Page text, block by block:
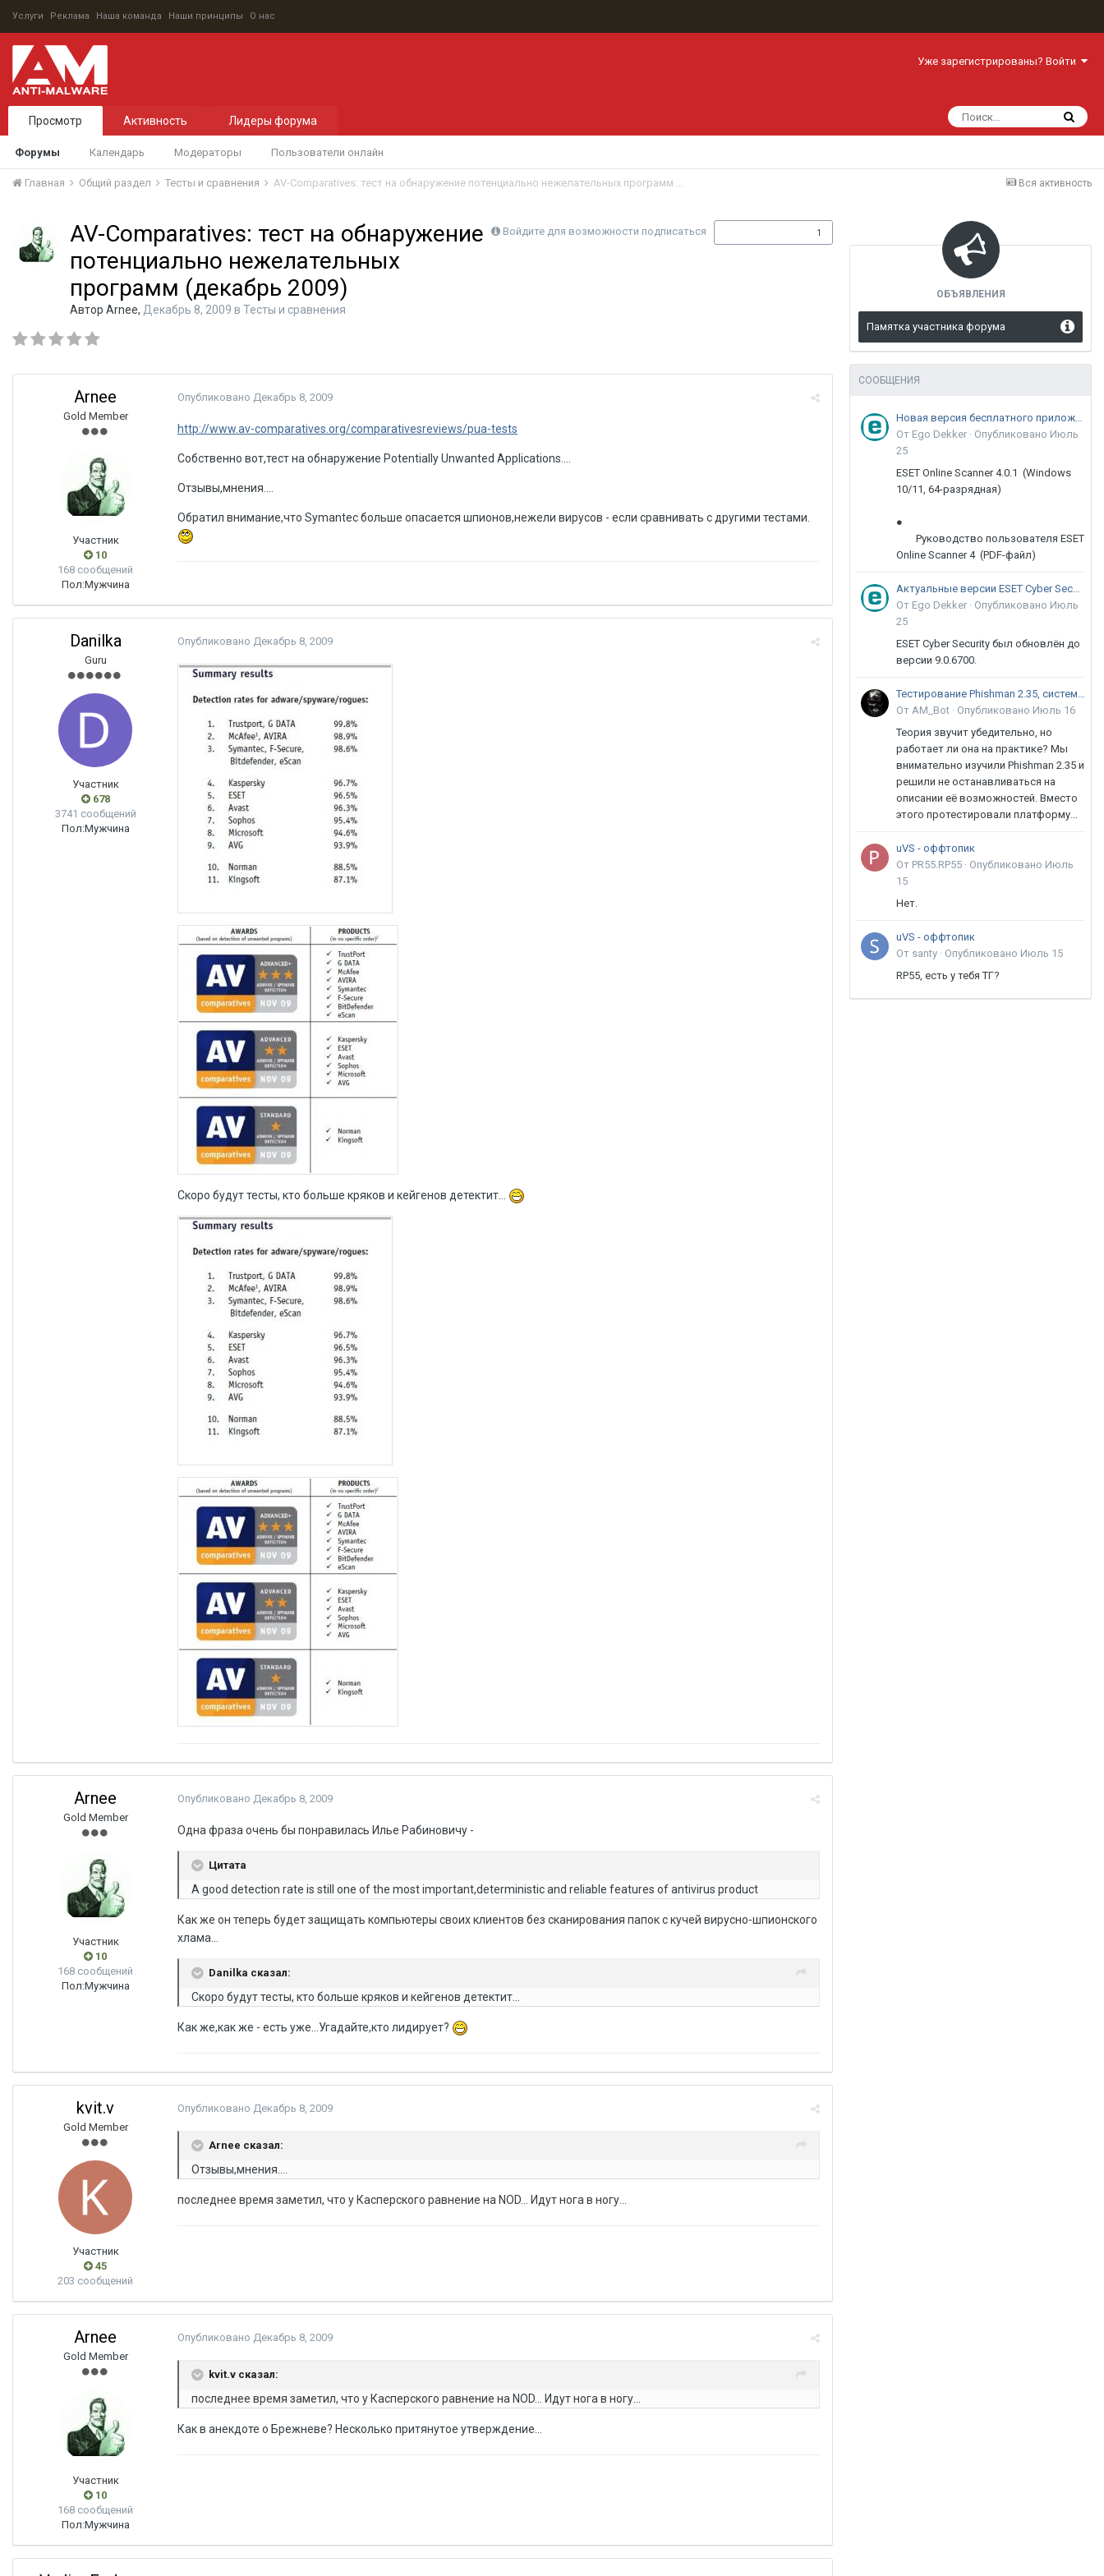
Услуги Реклама Наша команда Наши принципы О нас
Уже зарегистрированы? Войти
Просмотр
Форумы Календарь Модераторы Пользователи онлайн
Активность Лидеры форума
Вся активность
Главная Общий раздел Тесты и сравнения AV-Comparatives: тест на обнаружение потенциально нежелательных программ (декабрь 2009)
Войдите для возможности подписаться 1
AV-Comparatives: тест на обнаружение
потенциально нежелательных
программ (декабрь 2009)
Автор Arnee, Декабрь 8, 2009 в Тесты и сравнения
Arnee
Gold Member
Участник
10
168 сообщений
Пол:Мужчина
Опубликовано Декабрь 8, 2009
http://www.av-comparatives.org/comparativesreviews/pua-tests
Собственно вот,тест на обнаружение Potentially Unwanted Applications....
Отзывы,мнения....
Обратил внимание,что Symantec больше опасается шпионов,нежели вирусов - если сравнивать с другими тестами.
Danilka
Guru
Участник
678
3741 сообщений
Пол:Мужчина
Опубликовано Декабрь 8, 2009
Скоро будут тесты, кто больше кряков и кейгенов детектит...
Arnee
Gold Member
Участник
10
168 сообщений
Пол:Мужчина
Опубликовано Декабрь 8, 2009
Одна фраза очень бы понравилась Илье Рабиновичу -
Цитата
A good detection rate is still one of the most important,deterministic and reliable features of antivirus product
Как же он теперь будет защищать компьютеры своих клиентов без сканирования папок с кучей вирусно-шпионского
хлама...
Danilka сказал:
Скоро будут тесты, кто больше кряков и кейгенов детектит...
Как же,как же - есть уже...Угадайте,кто лидирует?
kvit.v
Gold Member
Участник
45
203 сообщений
Опубликовано Декабрь 8, 2009
Arnee сказал:
Отзывы,мнения....
последнее время заметил, что у Касперского равнение на NOD... Идут нога в ногу...
Arnee
Gold Member
Участник
10
168 сообщений
Пол:Мужчина
Опубликовано Декабрь 8, 2009
kvit.v сказал:
последнее время заметил, что у Касперского равнение на NOD... Идут нога в ногу...
Как в анекдоте о Брежневе? Несколько притянутое утверждение...
ОБЪЯВЛЕНИЯ
Памятка участника форума
СООБЩЕНИЯ
Новая версия бесплатного приложения ESET Online Scanner доступна пользователям
От Ego Dekker · Опубликовано Июль
25
ESET Online Scanner 4.0.1 (Windows
10/11, 64-разрядная)
●
Руководство пользователя ESET
Online Scanner 4 (PDF-файл)
Актуальные версии ESET Cyber Security 9
От Ego Dekker · Опубликовано Июль
25
ESET Cyber Security был обновлён до
версии 9.0.6700.
Тестирование Phishman 2.35, системы повышения осведомлённости пользователей в сфере ИБ
От AM_Bot · Опубликовано Июль 16
Теория звучит убедительно, но
работает ли она на практике? Мы
внимательно изучили Phishman 2.35 и
решили не останавливаться на
описании её возможностей. Вместо
этого протестировали платформу...
uVS - оффтопик
От PR55.RP55 · Опубликовано Июль
15
Нет.
uVS - оффтопик
От santy · Опубликовано Июль 15
RP55, есть у тебя ТГ?